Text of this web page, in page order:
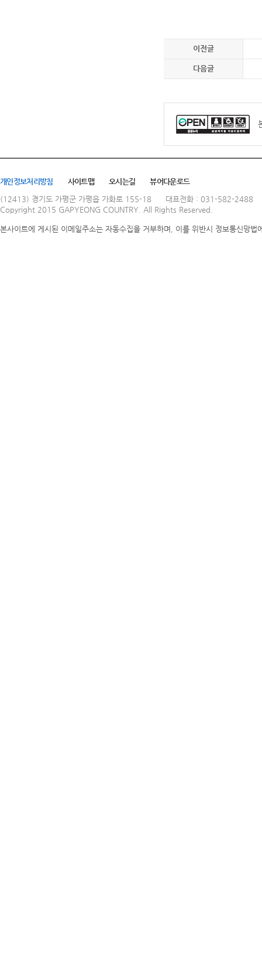
이전글
다음글
개인정보처리방침 사이트맵 오시는길
뷰어다운로드
(12413) 경기도 가평군 가평읍 가화로 155-18
대표전화 : 031-582-2488
Copyright 2015 GAPYEONG COUNTRY. All Rights Reserved.
본사이트에 게시된 이메일주소는 자동수집을 거부하며, 이를 위반시 정보통신망법